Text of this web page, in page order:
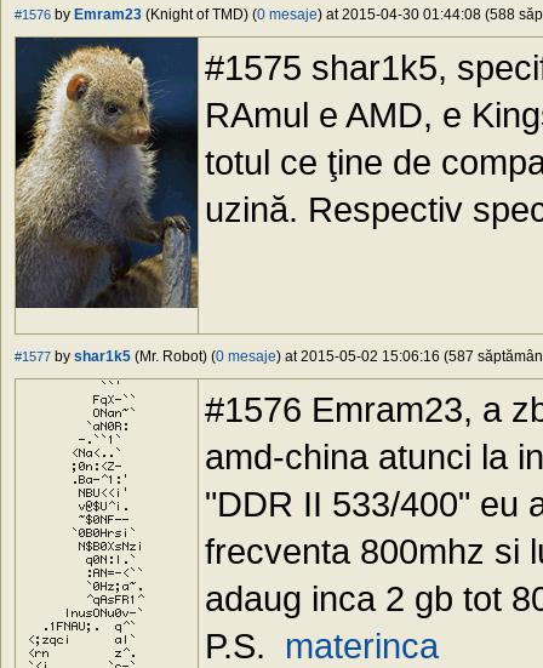
#1576 by Emram23 (Knight of TMD) (0 mesaje) at 2015-04-30 01:44:08 (588
#1575 shar1k5,
RAmul e AMD, e
totul ce ţine de
uzină. Respectiv
#1577 by shar1k5 (Mr. Robot) (0 mesaje) at 2015-05-02 15:06:16 (587
#1576 Emram23, a
amd-china atunci la
"DDR II 533/400" eu
frecventa 800mhz si
adaug inca 2 gb tot
P.S. materinca